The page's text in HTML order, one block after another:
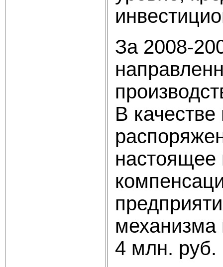
За 2008-
В
настоящее
механизма
4 млн. руб.